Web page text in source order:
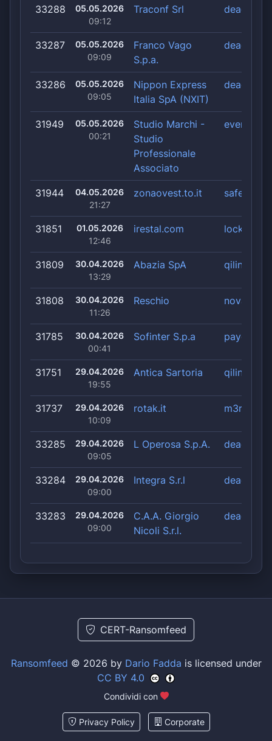
33288
05.05.2026
09:12
Traconf Srl deadlock
33287
05.05.2026
09:09
Franco Vago
S.p.a.
deadlock
33286
05.05.2026
09:05
Nippon Express
Italia SpA (NXIT)
deadlock
31949
05.05.2026
00:21
Studio Marchi -
Studio
Professionale
Associato
everest
31944
04.05.2026
21:27
zonaovest.to.it safepay
31851
01.05.2026
12:46
irestal.com lockbit5
31809
30.04.2026
13:29
Abazia SpA qilin
31808
30.04.2026
11:26
Reschio nova
31785
30.04.2026
00:41
Sofinter S.p.a
31751
29.04.2026
19:55
Antica Sartoria qilin
31737
29.04.2026
10:09
rotak.it m3rx
33285
29.04.2026
09:05
L Operosa S.p.A. deadlock
33284
29.04.2026
09:00
Integra S.r.l deadlock
33283
29.04.2026
09:00
C.A.A. Giorgio
Nicoli S.r.l.
deadlock
CERT-Ransomfeed
Ransomfeed © 2026 by Dario Fadda is licensed under
CC BY 4.0
Condividi con
Privacy Policy Corporate